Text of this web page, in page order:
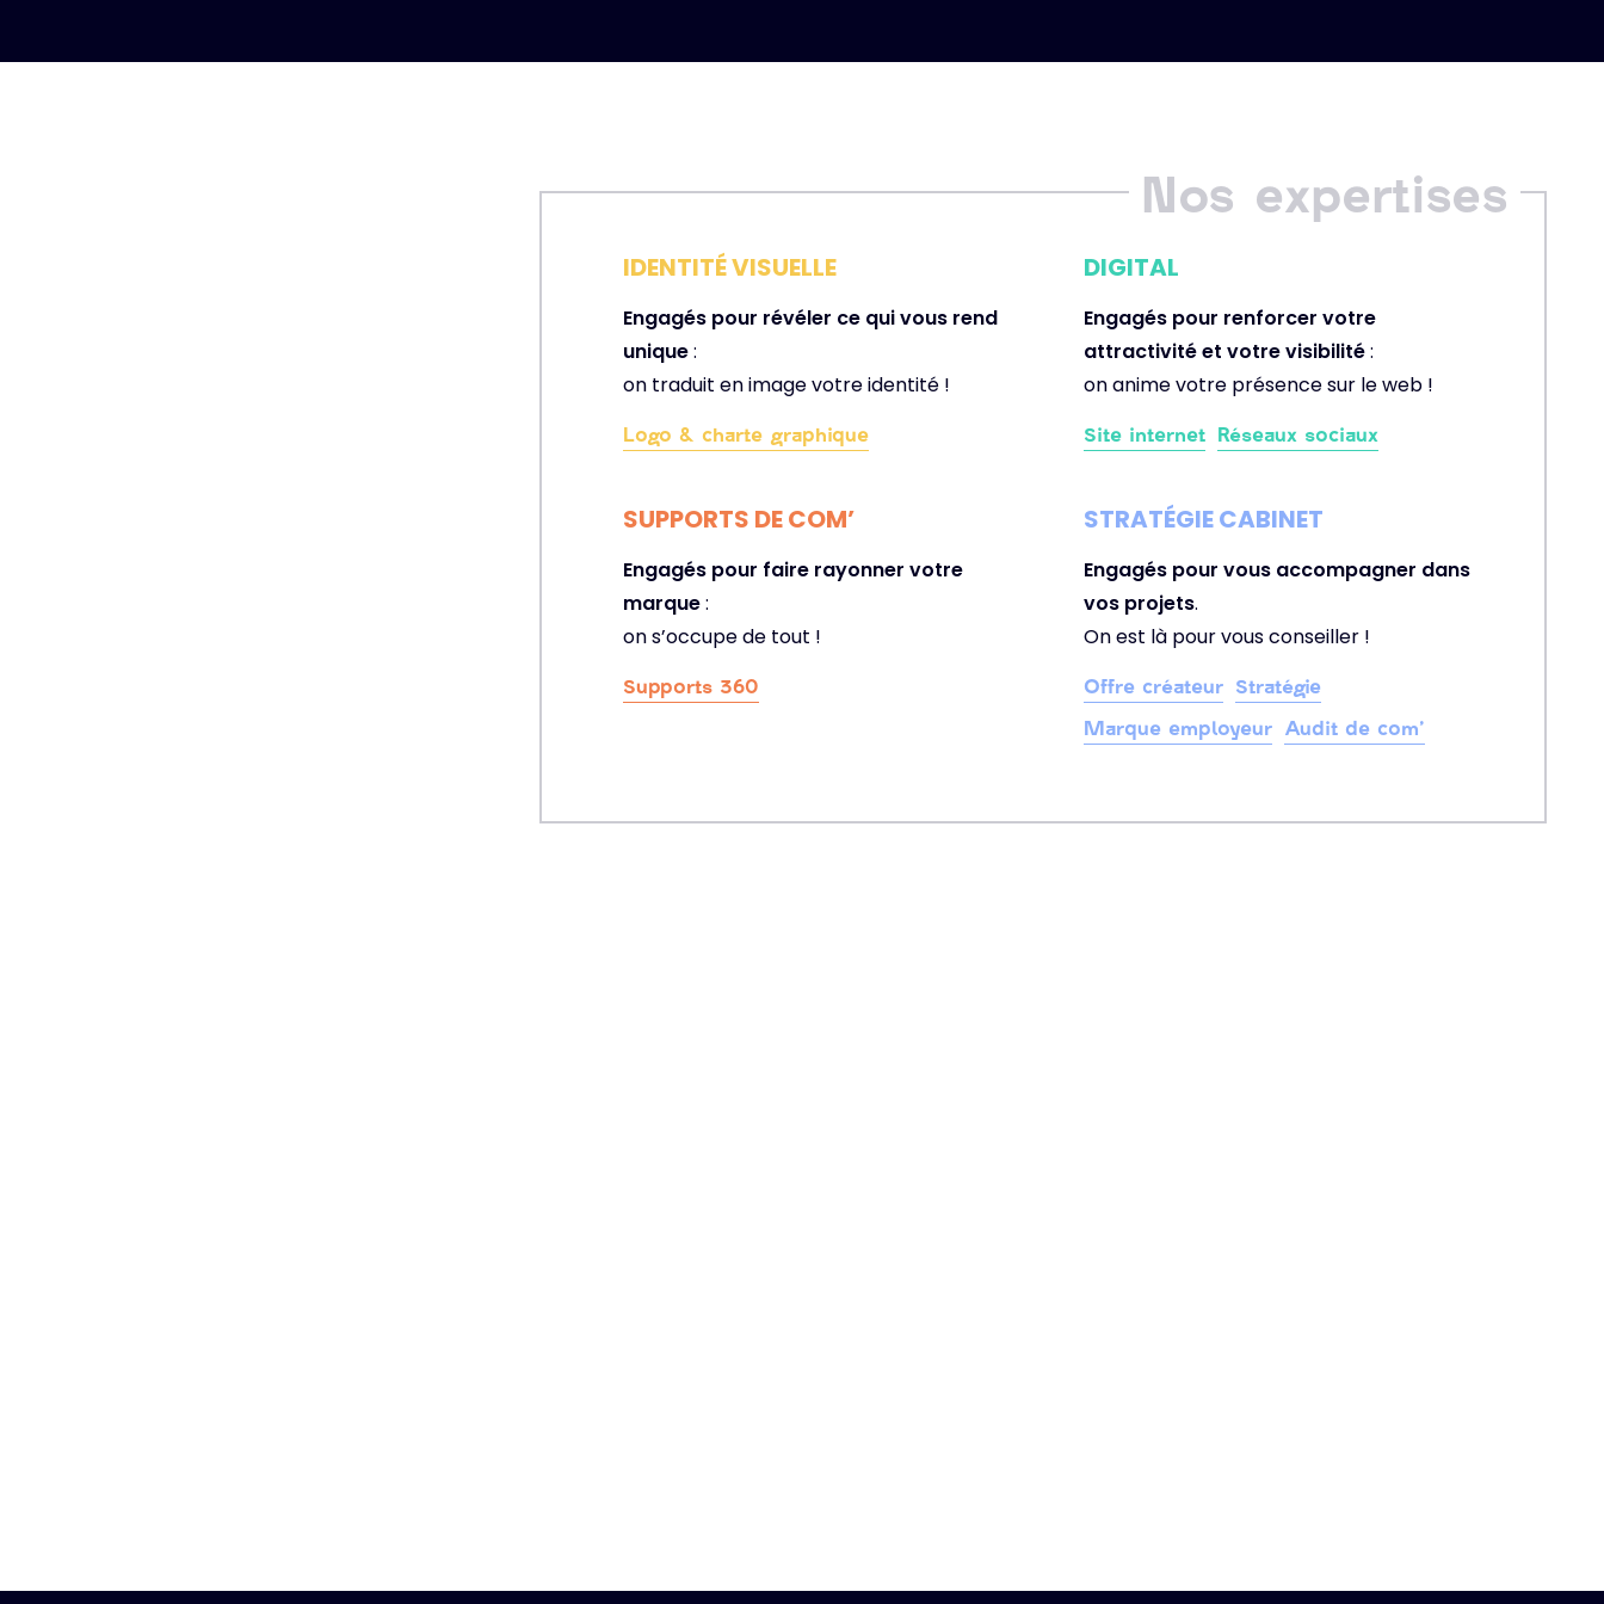
IDENTITÉ VISUELLE
Engagés pour révéler ce qui vous rend
unique:
on traduit en image votre identité !
Logo & charte graphique
SUPPORTS DE COM’
Engagés pour faire rayonner votre
marque:
on s’occupe de tout !
Supports 360
DIGITAL
Engagés pour renforcer votre
attractivité et votre visibilité:
on anime votre présence sur le web !
Site internet Réseaux sociaux
STRATÉGIE CABINET
Engagés pour vous accompagner dans
vos projets.
On est là pour vous conseiller !
Offre créateur Stratégie
Marque employeur Audit de com’